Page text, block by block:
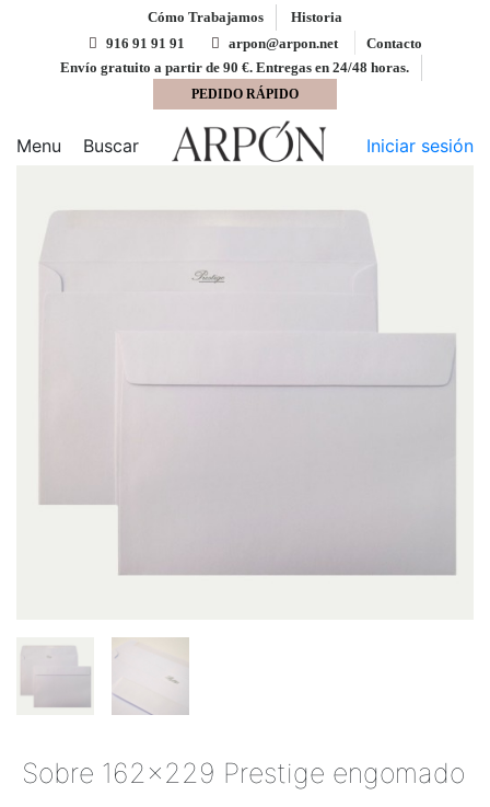
Cómo Trabajamos
Historia
916 91 91 91
arpon@arpon.net
Contacto
Envío gratuito a partir de 90 €. Entregas en 24/48 horas.
PEDIDO RÁPIDO
Menu Buscar Iniciar sesión
Sobre 162x229 Prestige engomado
blanco registro 120 gms
Sobre 162x229 Prestige engomado